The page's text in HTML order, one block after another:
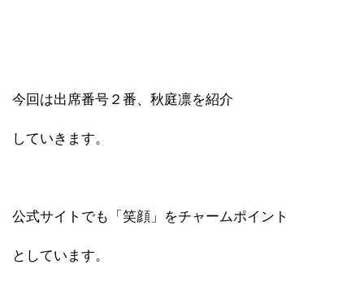
今回は出席番号２番、秋庭凛を紹介
していきます。
公式サイトでも「笑顔」をチャームポイント
としています。